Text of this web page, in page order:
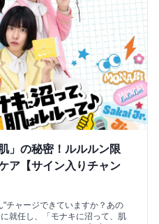
」の秘密！ルルルン限
ア【サイン入りチャン
チャージできていますか？あの
就任し、「モナキに沼って、肌